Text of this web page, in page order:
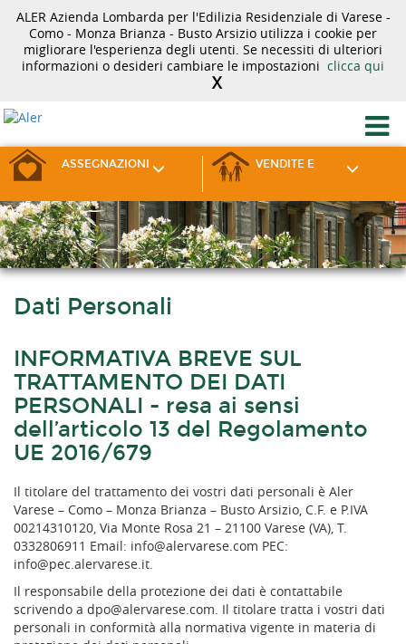
ALER Azienda Lombarda per l'Edilizia Residenziale di Varese -
Como - Monza Brianza - Busto Arsizio utilizza i cookie per
migliorare l'esperienza degli utenti. Se necessiti di ulteriori
informazioni o desideri cambiare le impostazioni clicca qui
X
ASSEGNAZIONI VENDITE E
Dati Personali
INFORMATIVA BREVE SUL
TRATTAMENTO DEI DATI
PERSONALI - resa ai sensi
dell’articolo 13 del Regolamento
UE 2016/679
Il titolare del trattamento dei vostri dati personali è Aler
Varese – Como – Monza Brianza – Busto Arsizio, C.F. e P.IVA
00214310120, Via Monte Rosa 21 – 21100 Varese (VA), T.
0332806911 Email: info@alervarese.com PEC:
info@pec.alervarese.it.
Il responsabile della protezione dei dati è contattabile
scrivendo a dpo@alervarese.com. Il titolare tratta i vostri dati
personali in conformità alla normativa vigente in materia di